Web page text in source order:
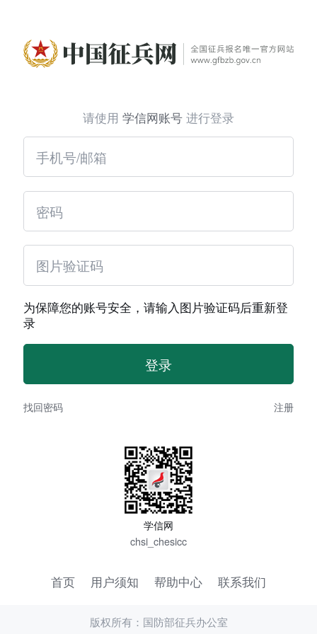
请使用 学信网账号 进行登录
为保障您的账号安全，请输入图片验证码后重新登
录
找回密码 注册
学信网
chsi_chesicc
首页 用户须知 帮助中心 联系我们
版权所有：国防部征兵办公室